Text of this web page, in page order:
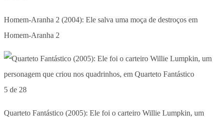
Homem-Aranha 2 (2004): Ele salva uma moça de destroços em
Homem-Aranha 2
5 de 28
Quarteto Fantástico (2005): Ele foi o carteiro Willie Lumpkin, um